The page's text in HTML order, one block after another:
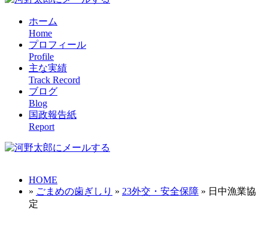
ホーム
Home
プロフィール
Profile
主な実績
Track Record
ブログ
Blog
国政報告紙
Report
HOME
» ごまめの歯ぎしり » 23外交・安全保障 » 日中漁業協
定